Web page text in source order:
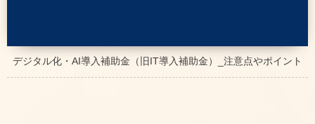
デジタル化・AI導入補助金（旧IT導入補助金）_注意点やポイント